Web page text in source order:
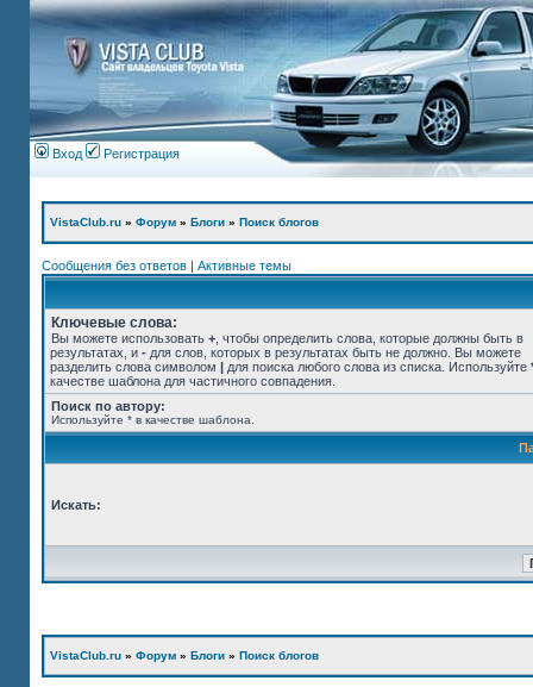
Вход Регистрация
VistaClub.ru » Форум » Блоги » Поиск блогов
Сообщения без ответов | Активные темы
Ключевые слова:
Вы можете использовать + , чтобы определить слова, которые должны быть в
результатах, и - для слов, которых в результатах быть не должно. Вы можете
разделить слова символом | для поиска любого слова из списка. Используйте
качестве шаблона для частичного совпадения.
Поиск по автору:
Используйте * в качестве шаблона.
Искать:
VistaClub.ru » Форум » Блоги » Поиск блогов